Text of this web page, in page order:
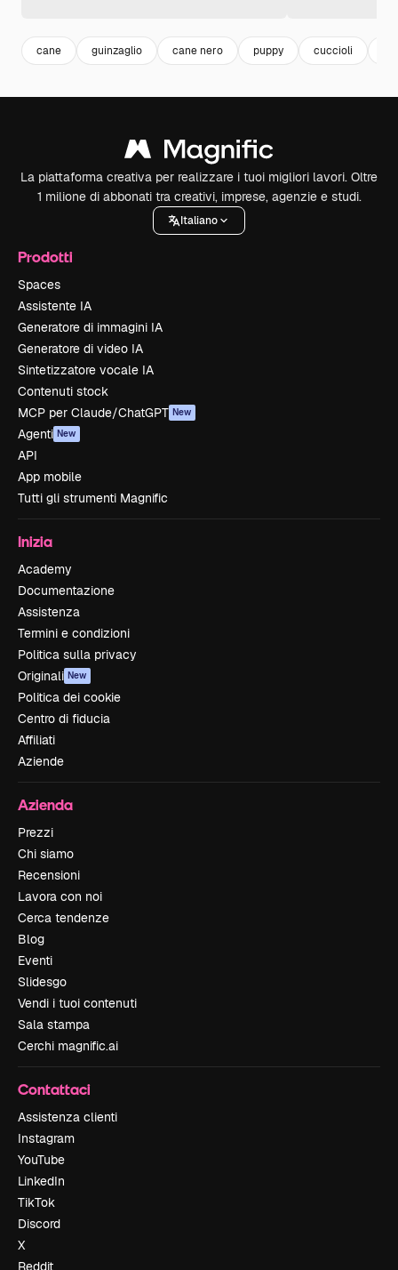
cane guinzaglio cane nero puppy cuccioli
La piattaforma creativa per realizzare i tuoi migliori lavori. Oltre
1 milione di abbonati tra creativi, imprese, agenzie e studi.
Italiano
Prodotti
Spaces
Assistente IA
Generatore di immagini IA
Generatore di video IA
Sintetizzatore vocale IA
Contenuti stock
MCP per Claude/ChatGPT New
Agenti New
API
App mobile
Tutti gli strumenti Magnific
Inizia
Academy
Documentazione
Assistenza
Termini e condizioni
Politica sulla privacy
Originali New
Politica dei cookie
Centro di fiducia
Affiliati
Aziende
Azienda
Prezzi
Chi siamo
Recensioni
Lavora con noi
Cerca tendenze
Blog
Eventi
Slidesgo
Vendi i tuoi contenuti
Sala stampa
Cerchi magnific.ai
Contattaci
Assistenza clienti
Instagram
YouTube
LinkedIn
TikTok
Discord
X
Reddit